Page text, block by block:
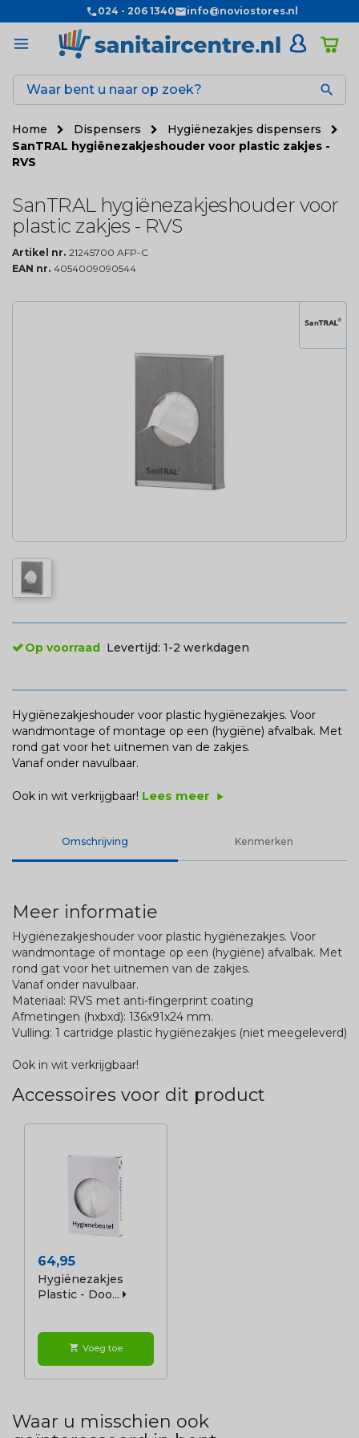
024 - 206 1340 info@noviostores.nl

Home Dispensers
Hygiënezakjes dispensers
SanTRAL hygiënezakjeshouder voor plastic zakjes -
RVS
SanTRAL hygiënezakjeshouder voor
plastic zakjes - RVS
Artikel nr. 21245700 AFP-C
EAN nr. 4054009090544
Op voorraad Levertijd: 1-2 werkdagen
Hygiënezakjeshouder voor plastic hygiënezakjes. Voor
wandmontage of montage op een (hygiëne) afvalbak. Met
rond gat voor het uitnemen van de zakjes.
Vanaf onder navulbaar.
Ook in wit verkrijgbaar! Lees meer play_arrow
Omschrijving Kenmerken
Meer informatie
Hygiënezakjeshouder voor plastic hygiënezakjes. Voor
wandmontage of montage op een (hygiëne) afvalbak. Met
rond gat voor het uitnemen van de zakjes.
Vanaf onder navulbaar.
Materiaal: RVS met anti-fingerprint coating
Afmetingen (hxbxd): 136x91x24 mm.
Vulling: 1 cartridge plastic hygiënezakjes (niet meegeleverd)
Ook in wit verkrijgbaar!
Accessoires voor dit product
Prijs
64,95
Hygiënezakjes
Plastic - Doo...
shopping_cart Voeg toe
Waar u misschien ook